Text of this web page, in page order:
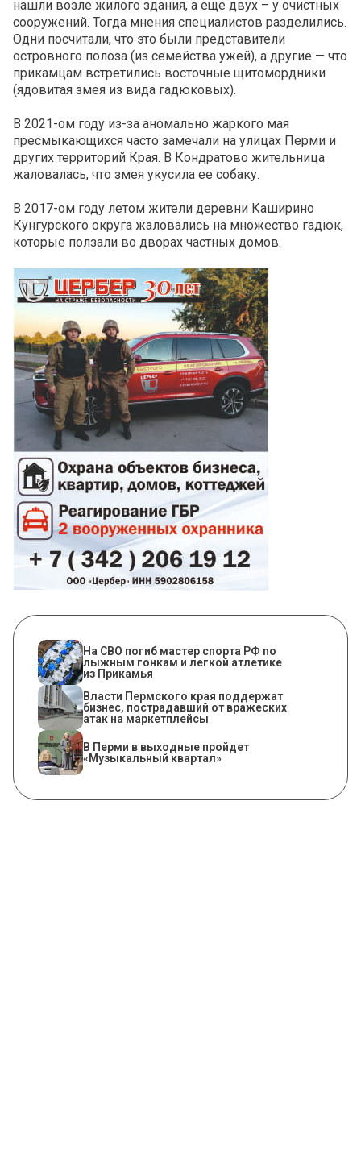
нашли возле жилого здания, а еще двух – у очистных
сооружений. Тогда мнения специалистов разделились.
Одни посчитали, что это были представители
островного полоза (из семейства ужей), а другие — что
прикамцам встретились восточные щитомордники
(ядовитая змея из вида гадюковых).
В 2021-ом году из-за аномально жаркого мая
пресмыкающихся часто замечали на улицах Перми и
других территорий Края. В Кондратово жительница
жаловалась, что змея укусила ее собаку.
В 2017-ом году летом жители деревни Каширино
Кунгурского округа жаловались на множество гадюк,
которые ползали во дворах частных домов.
На СВО погиб мастер спорта РФ по
лыжным гонкам и легкой атлетике
из Прикамья
Власти Пермского края поддержат
бизнес, пострадавший от вражеских
атак на маркетплейсы
В Перми в выходные пройдет
«Музыкальный квартал»